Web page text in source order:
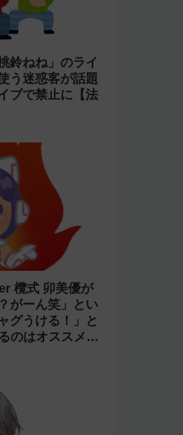
鈴ねね」のライ
う迷惑客が話題
ブで禁止に【法
欖式 卯美優が
がーん笑」とい
グうける！」と
のはオススメし